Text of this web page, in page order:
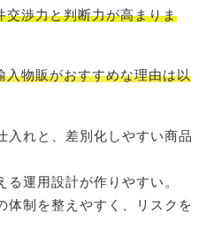
交渉力と判断力が高まりま
入物販がおすすめな理由は以
入れと、差別化しやすい商品
運用設計が作りやすい。
体制を整えやすく、リスクを